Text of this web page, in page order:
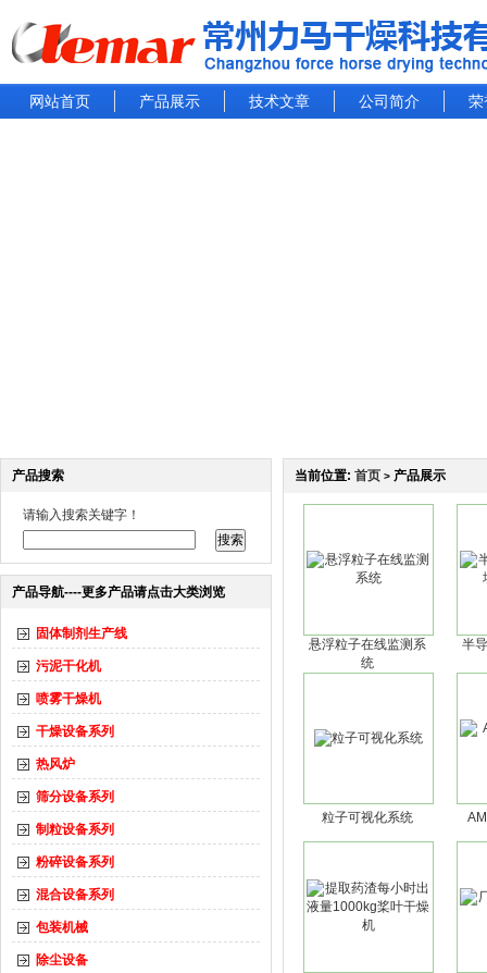
网站首页 产品展示 技术文章 公司简介 荣
产品搜索
请输入搜索关键字！
产品导航----更多产品请点击大类浏览
固体制剂生产线
污泥干化机
喷雾干燥机
干燥设备系列
热风炉
筛分设备系列
制粒设备系列
粉碎设备系列
混合设备系列
包装机械
除尘设备
当前位置: 首页 > 产品展示
悬浮粒子在线监测系
统
半
粒子可视化系统